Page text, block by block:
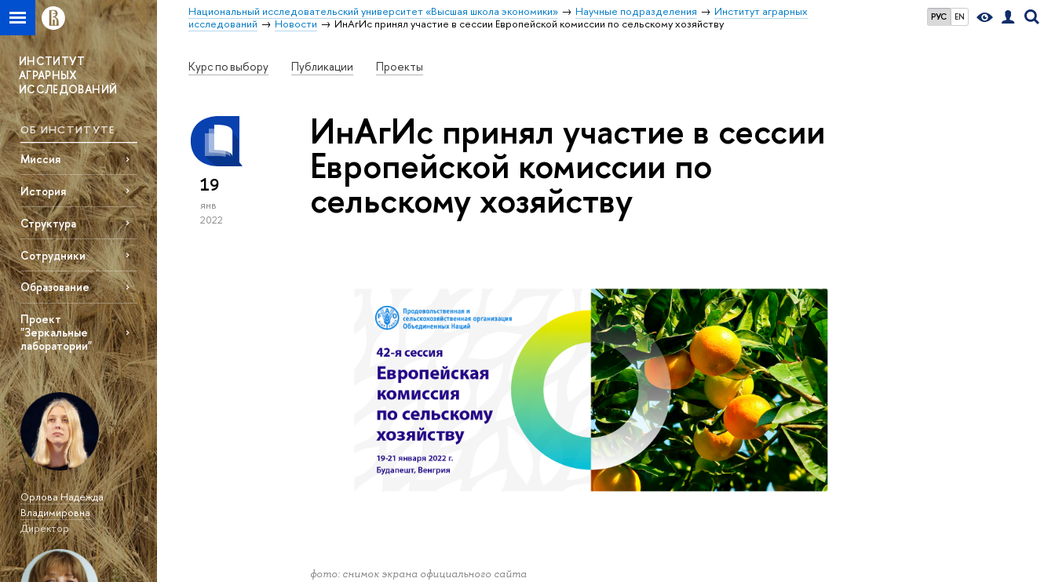
РУС EN
Национальный исследовательский университет «Высшая школа экономики» Научные подразделения
Институт аграрных
исследований
Новости ИнАгИс принял участие в сессии Европейской комиссии по сельскому хозяйству
ИНСТИТУТ
АГРАРНЫХ
ИССЛЕДОВАНИЙ
ОБ ИНСТИТУТЕ
Миссия
История
Структура
Сотрудники
Образование
Проект
"Зеркальные
лаборатории"
Орлова Надежда
Владимировна
Директор
Курс по выбору Публикации Проекты
19
янв
2022
ИнАгИс принял участие в сессии
Европейской комиссии по
сельскому хозяйству
фото: снимок экрана официального сайта